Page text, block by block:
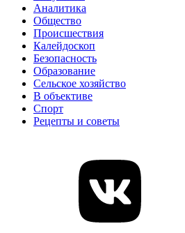
Аналитика
Общество
Происшествия
Калейдоскоп
Безопасность
Образование
Сельское хозяйство
В объективе
Спорт
Рецепты и советы